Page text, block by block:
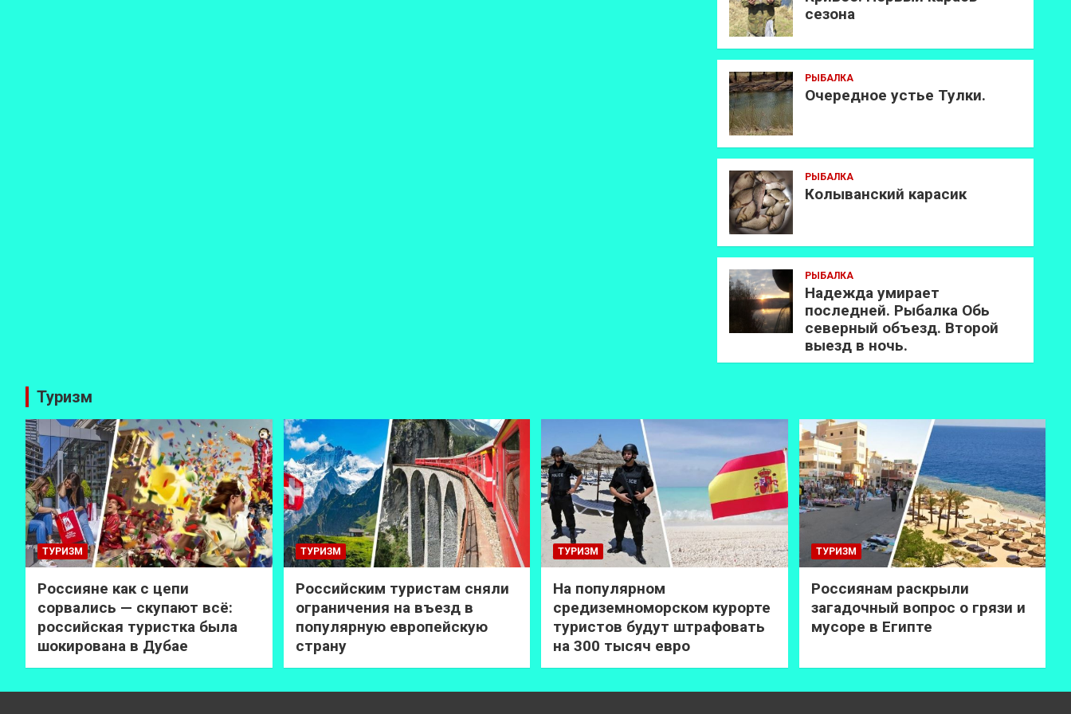
сезона
РЫБАЛКА
Очередное устье Тулки.
РЫБАЛКА
Колыванский карасик
РЫБАЛКА
Надежда умирает
последней. Рыбалка Обь
северный объезд. Второй
выезд в ночь.
Туризм
ТУРИЗМ
Россияне как с цепи
сорвались — скупают всё:
российская туристка была
шокирована в Дубае
ТУРИЗМ
Российским туристам сняли
ограничения на въезд в
популярную европейскую
страну
ТУРИЗМ
На популярном
средиземноморском курорте
туристов будут штрафовать
на 300 тысяч евро
ТУРИЗМ
Россиянам раскрыли
загадочный вопрос о грязи и
мусоре в Египте